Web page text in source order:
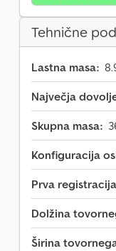
Tehnične
Lastna masa:
Največja
Skupna masa:
Konfiguracija
Prva
Dolžina
Širina